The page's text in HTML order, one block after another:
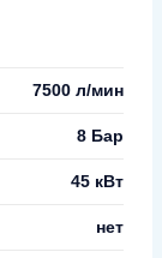
7500 л/мин
8 Бар
45 кВт
нет